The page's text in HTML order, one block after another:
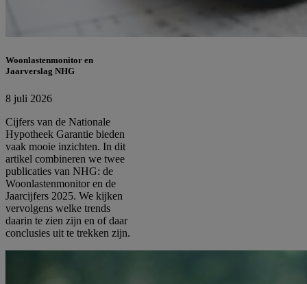
Woonlastenmonitor en
Jaarverslag NHG
8 juli 2026
Cijfers van de Nationale
Hypotheek Garantie bieden
vaak mooie inzichten. In dit
artikel combineren we twee
publicaties van NHG: de
Woonlastenmonitor en de
Jaarcijfers 2025. We kijken
vervolgens welke trends
daarin te zien zijn en of daar
conclusies uit te trekken zijn.